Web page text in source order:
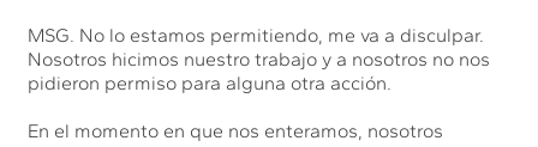
MSG. No lo estamos permitiendo, me va a disculpar.
Nosotros hicimos nuestro trabajo y a nosotros no nos
pidieron permiso para alguna otra acción.
En el momento en que nos enteramos, nosotros